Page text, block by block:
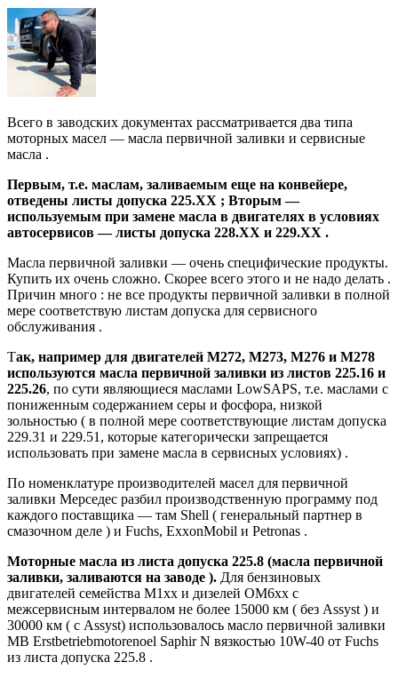
Всего в заводских документах рассматривается два типа
моторных масел — масла первичной заливки и сервисные
масла .
Первым, т.е. маслам, заливаемым еще на конвейере,
отведены листы допуска 225.ХХ ; Вторым —
используемым при замене масла в двигателях в условиях
автосервисов — листы допуска 228.ХХ и 229.ХХ .
Масла первичной заливки — очень специфические продукты.
Купить их очень сложно. Скорее всего этого и не надо делать .
Причин много : не все продукты первичной заливки в полной
мере соответствую листам допуска для сервисного
обслуживания .
Так, например для двигателей М272, М273, М276 и М278
используются масла первичной заливки из листов 225.16 и
225.26, по сути являющиеся маслами LowSAPS, т.е. маслами с
пониженным содержанием серы и фосфора, низкой
зольностью ( в полной мере соответствующие листам допуска
229.31 и 229.51, которые категорически запрещается
использовать при замене масла в сервисных условиях) .
По номенклатуре производителей масел для первичной
заливки Мерседес разбил производственную программу под
каждого поставщика — там Shell ( генеральный партнер в
смазочном деле ) и Fuchs, ExxonMobil и Petronas .
Моторные масла из листа допуска 225.8 (масла первичной
заливки, заливаются на заводе ). Для бензиновых
двигателей семейства М1хх и дизелей ОМ6хх с
межсервисным интервалом не более 15000 км ( без Assyst ) и
30000 км ( с Assyst) использовалось масло первичной заливки
MB Erstbetriebmotorenoel Saphir N вязкостью 10W-40 от Fuchs
из листа допуска 225.8 .